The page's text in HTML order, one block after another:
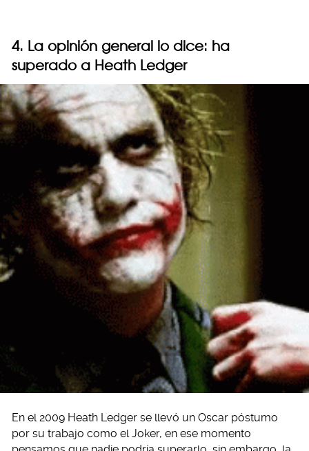
4. La opinión general lo dice: ha
superado a Heath Ledger
En el 2009 Heath Ledger se llevó un Oscar póstumo
por su trabajo como el Joker, en ese momento